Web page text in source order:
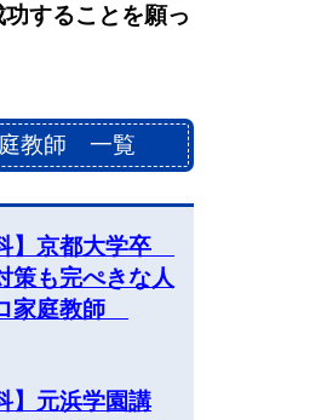
することを願っ
教師 一覧
】京都大学卒
策も完ぺきな人
家庭教師
】元浜学園講